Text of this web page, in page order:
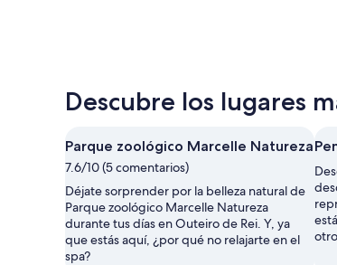
Descubre los lugares
Parque zoológico Marcelle Natureza
7.6/10 (5 comentarios)
Déjate sorprender por la belleza natural de
Parque zoológico Marcelle Natureza
durante tus días en Outeiro de Rei. Y, ya
que estás aquí, ¿por qué no relajarte en el
spa?